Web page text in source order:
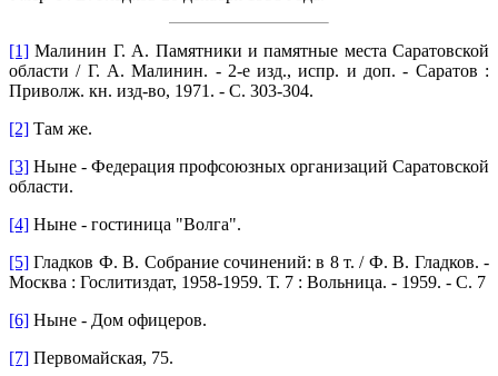
[1] Малинин Г. А. Памятники и памятные места Саратовской
области / Г. А. Малинин. - 2-е изд., испр. и доп. - Саратов :
Приволж. кн. изд-во, 1971. - С. 303-304.
[2] Там же.
[3] Ныне - Федерация профсоюзных организаций Саратовской
области.
[4] Ныне - гостиница "Волга".
[5] Гладков Ф. В. Собрание сочинений: в 8 т. / Ф. В. Гладков. -
Москва : Гослитиздат, 1958-1959. Т. 7 : Вольница. - 1959. - С. 7
[6] Ныне - Дом офицеров.
[7] Первомайская, 75.